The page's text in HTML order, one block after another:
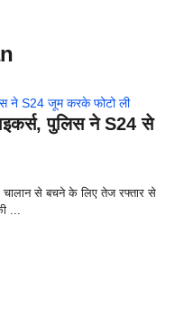
पुलिस ने S24 से
से बचने के लिए तेज रफ्तार से
...